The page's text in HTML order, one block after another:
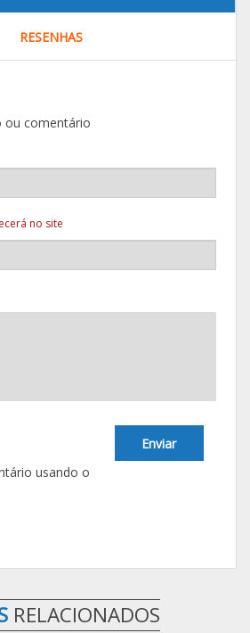
RESENHAS
ou comentário
no site
Enviar
usando o
RELACIONADOS